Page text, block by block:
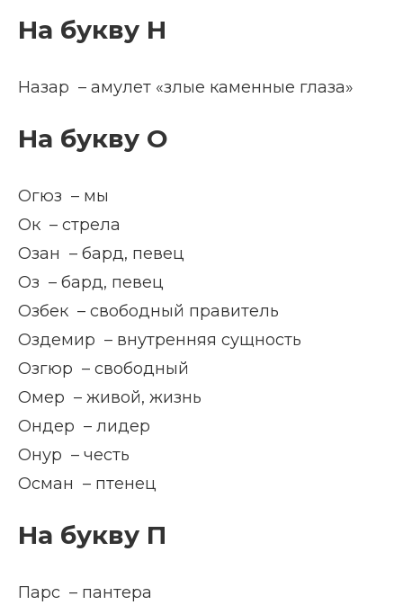
На букву Н
Назар – амулет «злые каменные глаза»
На букву О
Огюз – мы
Ок – стрела
Озан – бард, певец
Оз – бард, певец
Озбек – свободный правитель
Оздемир – внутренняя сущность
Озгюр – свободный
Омер – живой, жизнь
Ондер – лидер
Онур – честь
Осман – птенец
На букву П
Парс – пантера